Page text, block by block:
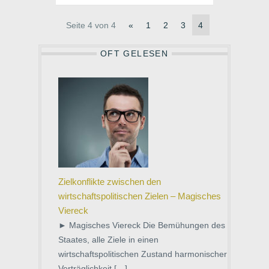
Versicherungszweige, deren
Vermögensversicherung (Haftpflicht-,
liegt. Sachversicherung
Versicherungsgegenstand der
Sachversicherung sind Immobilien und
bewegliche Sachen, die […]
Seite 4 von 4 « 1 2 3 4
OFT GELESEN
Zielkonflikte zwischen den
wirtschaftspolitischen Zielen – Magisches
Viereck
► Magisches Viereck Die Bemühungen des
Staates, alle Ziele in einen
wirtschaftspolitischen Zustand harmonischer